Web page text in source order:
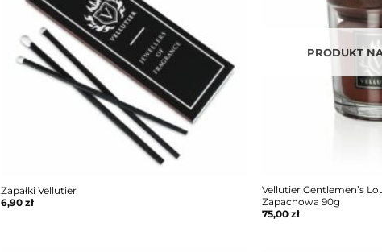
Zapałki Vellutier
6,90zł
PRODUKT
Vellutier Gentlemen’s
Zapachowa 90g
75,00zł